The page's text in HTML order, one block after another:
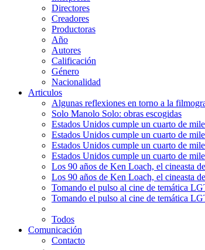
Directores
Creadores
Productoras
Año
Autores
Calificación
Género
Nacionalidad
Articulos
Algunas reflexiones en torno a la
Solo Manolo Solo: obras escogidas
Estados Unidos cumple un cuarto de
Estados Unidos cumple un cuarto de
Estados Unidos cumple un cuarto de
Estados Unidos cumple un cuarto de
Los 90 años de Ken Loach, el cineasta
Los 90 años de Ken Loach, el cineasta
Tomando el pulso al cine de temática
Tomando el pulso al cine de temática
Todos
Comunicación
Contacto